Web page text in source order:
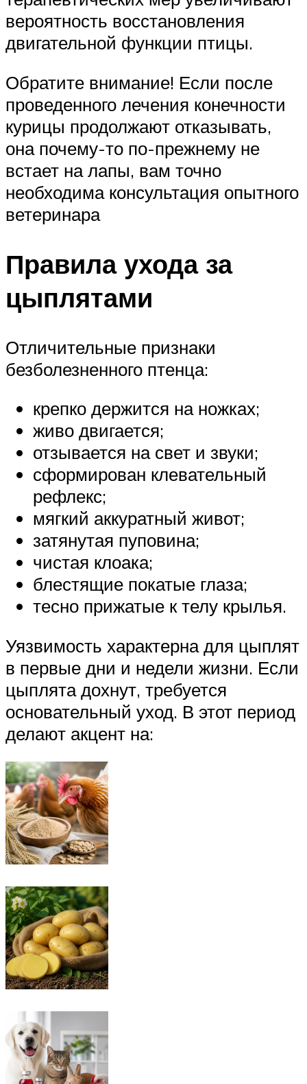
вероятность восстановления
двигательной функции птицы.
Обратите внимание! Если после
проведенного лечения конечности
курицы продолжают отказывать,
она почему-то по-прежнему не
встает на лапы, вам точно
необходима консультация опытного
ветеринара
Правила ухода за
цыплятами
Отличительные признаки
безболезненного птенца:
крепко держится на ножках;
живо двигается;
отзывается на свет и звуки;
сформирован клевательный
рефлекс;
мягкий аккуратный живот;
затянутая пуповина;
чистая клоака;
блестящие покатые глаза;
тесно прижатые к телу крылья.
Уязвимость характерна для цыплят
в первые дни и недели жизни. Если
цыплята дохнут, требуется
основательный уход. В этот период
делают акцент на: